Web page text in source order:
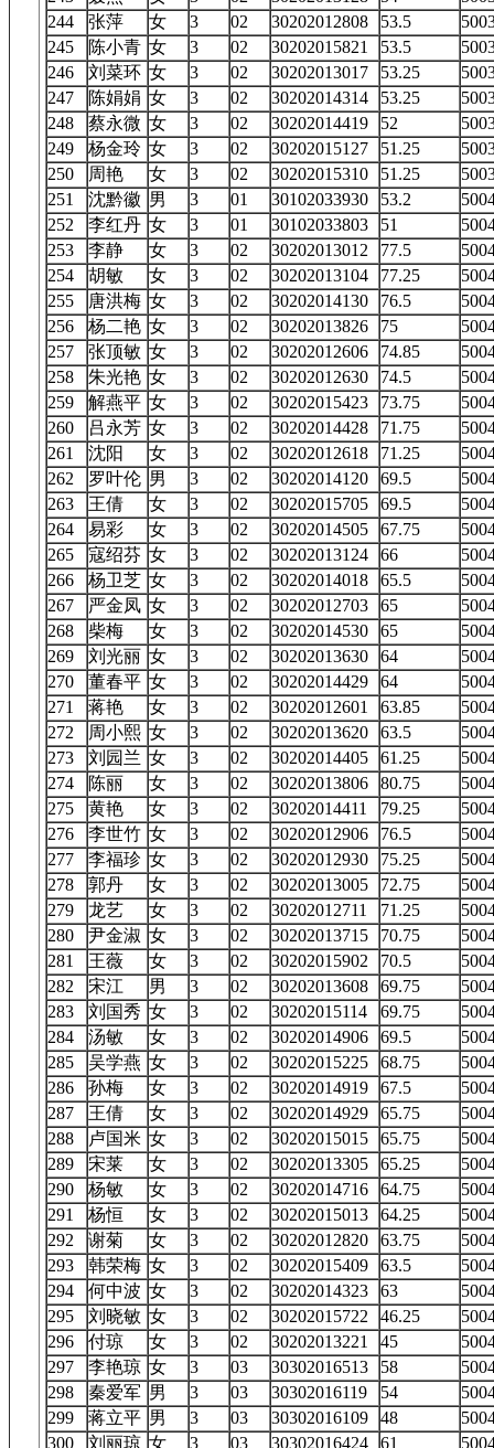
244
张萍 女 3 02 30202012808 53.5
245
陈小青 女 3 02 30202015821 53.5
246
刘菜环 女 3 02 30202013017 53.25
247
陈娟娟 女 3 02 30202014314 53.25
248
蔡永微 女 3 02 30202014419 52
249
杨金玲 女 3 02 30202015127 51.25
250
周艳 女 3 02 30202015310 51.25
251
沈黔徽 男 3 01 30102033930 53.2
252
李红丹 女 3 01 30102033803 51
253
李静 女 3 02 30202013012 77.5
254
胡敏 女 3 02 30202013104 77.25
255
唐洪梅 女 3 02 30202014130 76.5
256
杨二艳 女 3 02 30202013826 75
257
张顶敏 女 3 02 30202012606 74.85
258
朱光艳 女 3 02 30202012630 74.5
259
解燕平 女 3 02 30202015423 73.75
260
吕永芳 女 3 02 30202014428 71.75
261
沈阳 女 3 02 30202012618 71.25
262
罗叶伦 男 3 02 30202014120 69.5
263
王倩 女 3 02 30202015705 69.5
264
易彩 女 3 02 30202014505 67.75
265
寇绍芬 女 3 02 30202013124 66
266
杨卫芝 女 3 02 30202014018 65.5
267
严金凤 女 3 02 30202012703 65
268
柴梅 女 3 02 30202014530 65
269
刘光丽 女 3 02 30202013630 64
270
董春平 女 3 02 30202014429 64
271
蒋艳 女 3 02 30202012601 63.85
272
周小熙 女 3 02 30202013620 63.5
273
刘园兰 女 3 02 30202014405 61.25
274
陈丽 女 3 02 30202013806 80.75
275
黄艳 女 3 02 30202014411 79.25
276
李世竹 女 3 02 30202012906 76.5
277
李福珍 女 3 02 30202012930 75.25
278
郭丹 女 3 02 30202013005 72.75
279
龙艺 女 3 02 30202012711 71.25
280
尹金淑 女 3 02 30202013715 70.75
281
王薇 女 3 02 30202015902 70.5
282
宋江 男 3 02 30202013608 69.75
283
刘国秀 女 3 02 30202015114 69.75
284
汤敏 女 3 02 30202014906 69.5
285
吴学燕 女 3 02 30202015225 68.75
286
孙梅 女 3 02 30202014919 67.5
287
王倩 女 3 02 30202014929 65.75
288
卢国米 女 3 02 30202015015 65.75
289
宋莱 女 3 02 30202013305 65.25
290
杨敏 女 3 02 30202014716 64.75
291
杨恒 女 3 02 30202015013 64.25
292
谢菊 女 3 02 30202012820 63.75
293
韩荣梅 女 3 02 30202015409 63.5
294
何中波 女 3 02 30202014323 63
295
刘晓敏 女 3 02 30202015722 46.25
296
付琼 女 3 02 30202013221 45
297
李艳琼 女 3 03 30302016513 58
298
秦爱军 男 3 03 30302016119 54
299
蒋立平 男 3 03 30302016109 48
300
刘丽琼 女 3 03 30302016424 61